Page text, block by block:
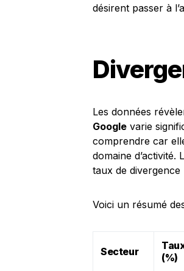
désirent passer à
Les données
Google varie
comprendre car
domaine
taux de
Voici un résumé
Secteur
(%)